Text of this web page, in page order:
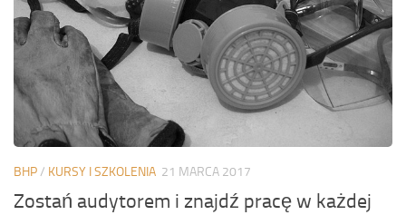
BHP/ KURSY I SZKOLENIA 21 MARCA 2017
Zostań audytorem i znajdź pracę w każdej